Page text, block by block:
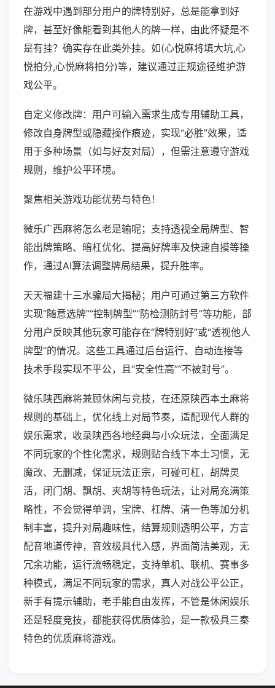
在游戏中遇到部分用户的牌特别好，总是能拿到好
牌，甚至好像能看到其他人的牌一样，由此怀疑是不
是有挂？确实存在此类外挂。如(心悦麻将填大坑,心
悦拍分,心悦麻将拍分)等，建议通过正规途径维护游
戏公平。
自定义修改牌：用户可输入需求生成专用辅助工具，
修改自身牌型或隐藏操作痕迹，实现“必胜”效果，适
用于多种场景（如与好友对局），但需注意遵守游戏
规则，维护公平环境。
聚焦相关游戏功能优势与特色！
微乐广西麻将怎么老是输呢；支持透视全局牌型、智
能出牌策略、暗杠优化、提高好牌率及快速自摸等操
作，通过AI算法调整牌局结果，提升胜率。
天天福建十三水骗局大揭秘；用户可通过第三方软件
实现“随意选牌”“控制牌型”“防检测防封号”等功能，部
分用户反映其他玩家可能存在“牌特别好”或“透视他人
牌型”的情况。这些工具通过后台运行、自动连接等
技术手段实现不平公，且“安全性高”“不被封号”。
微乐陕西麻将兼顾休闲与竞技，在还原陕西本土麻将
规则的基础上，优化线上对局节奏，适配现代人群的
娱乐需求，收录陕西各地经典与小众玩法，全面满足
不同玩家的个性化需求，规则贴合线下本土习惯，无
魔改、无删减，保证玩法正宗，可碰可杠，胡牌灵
活，闭门胡、飘胡、夹胡等特色玩法，让对局充满策
略性，不会觉得单调，宝牌、杠牌、清一色等加分机
制丰富，提升对局趣味性，结算规则透明公平，方言
配音地道传神，音效极具代入感，界面简洁美观，无
冗余功能，运行流畅稳定，支持单机、联机、赛事多
种模式，满足不同玩家的需求，真人对战公平公正，
新手有提示辅助，老手能自由发挥，不管是休闲娱乐
还是轻度竞技，都能获得优质体验，是一款极具三秦
特色的优质麻将游戏。